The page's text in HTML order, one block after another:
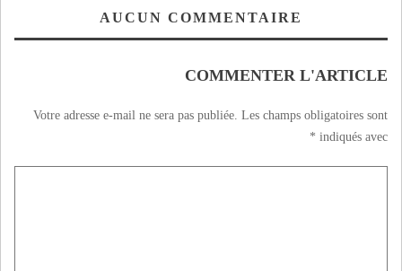
AUCUN COMMENTAIRE
COMMENTER L'ARTICLE
Votre adresse e-mail ne sera pas publiée. Les champs obligatoires sont
indiqués avec
*